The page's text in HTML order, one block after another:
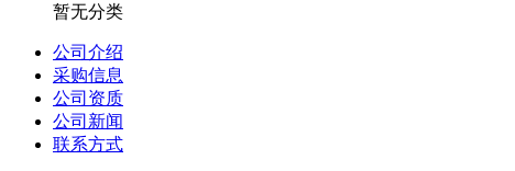
暂无分类
公司介绍
采购信息
公司资质
公司新闻
联系方式